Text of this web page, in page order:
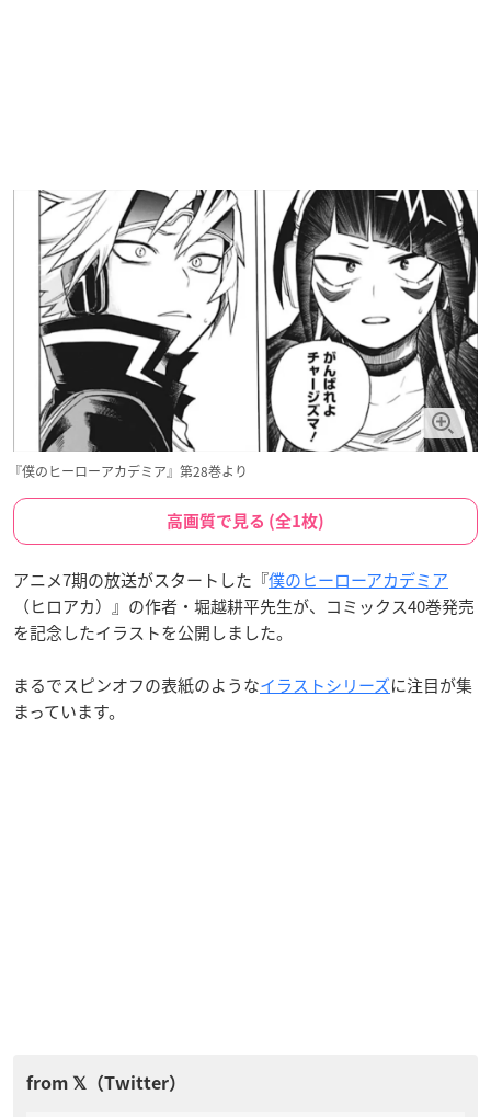
『僕のヒーローアカデミア』第28巻より
高画質で見る (全1枚)
アニメ7期の放送がスタートした『僕のヒーローアカデミア
（ヒロアカ）』の作者・堀越耕平先生が、コミックス40巻発売
を記念したイラストを公開しました。
まるでスピンオフの表紙のようなイラストシリーズに注目が集
まっています。